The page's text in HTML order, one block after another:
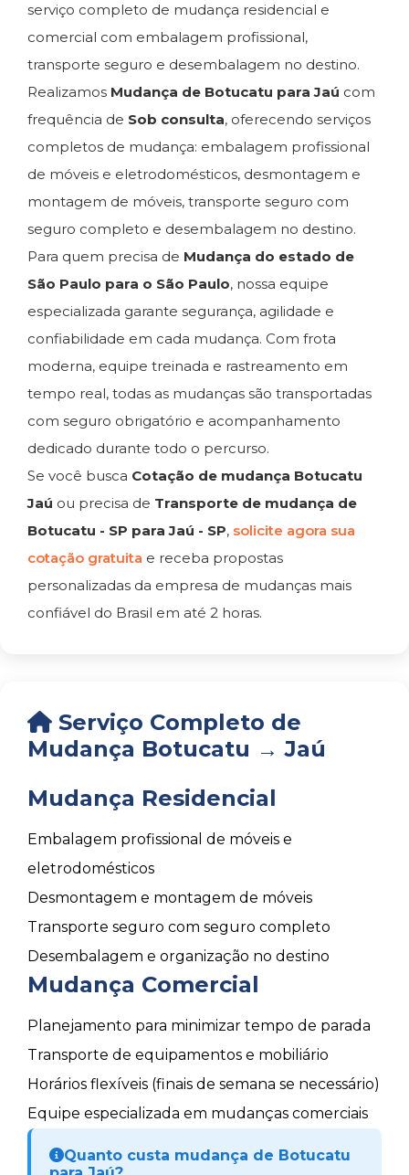
serviço completo de mudança residencial e
comercial com embalagem profissional,
transporte seguro e desembalagem no destino.
Realizamos Mudança de Botucatu para Jaú com
frequência de Sob consulta, oferecendo serviços
completos de mudança: embalagem profissional
de móveis e eletrodomésticos, desmontagem e
montagem de móveis, transporte seguro com
seguro completo e desembalagem no destino.
Para quem precisa de Mudança do estado de
São Paulo para o São Paulo, nossa equipe
especializada garante segurança, agilidade e
confiabilidade em cada mudança. Com frota
moderna, equipe treinada e rastreamento em
tempo real, todas as mudanças são transportadas
com seguro obrigatório e acompanhamento
dedicado durante todo o percurso.
Se você busca Cotação de mudança Botucatu
Jaú ou precisa de Transporte de mudança de
Botucatu - SP para Jaú - SP, solicite agora sua
cotação gratuita e receba propostas
personalizadas da empresa de mudanças mais
confiável do Brasil em até 2 horas.
Serviço Completo de
Mudança Botucatu → Jaú
Mudança Residencial
Embalagem profissional de móveis e
eletrodomésticos
Desmontagem e montagem de móveis
Transporte seguro com seguro completo
Desembalagem e organização no destino
Mudança Comercial
Planejamento para minimizar tempo de parada
Transporte de equipamentos e mobiliário
Horários flexíveis (finais de semana se necessário)
Equipe especializada em mudanças comerciais
Quanto custa mudança de Botucatu